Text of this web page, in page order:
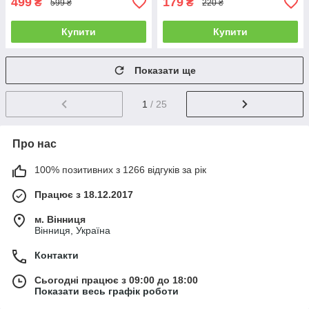
₴ 599 ₴
Купити
₴ 220 ₴
Купити
Показати ще
1 / 25
Про нас
100% позитивних з 1266 відгуків за рік
Працює з 18.12.2017
м. Вінниця
Вінниця, Україна
Контакти
Сьогодні працює з 09:00 до 18:00
Показати весь графік роботи